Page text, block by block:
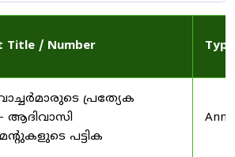
Title / Number Type
പ്രത്യേക
ആദിവാസി
പട്ടിക